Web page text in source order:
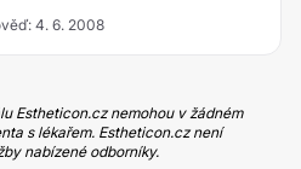
4. 6. 2008
Estheticon.cz nemohou v žádném
s lékařem. Estheticon.cz není
nabízené odborníky.